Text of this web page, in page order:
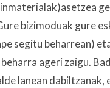
bizimoduak gure
segitu beharrean)
ageri zaigu.
lanean dabiltzanak,